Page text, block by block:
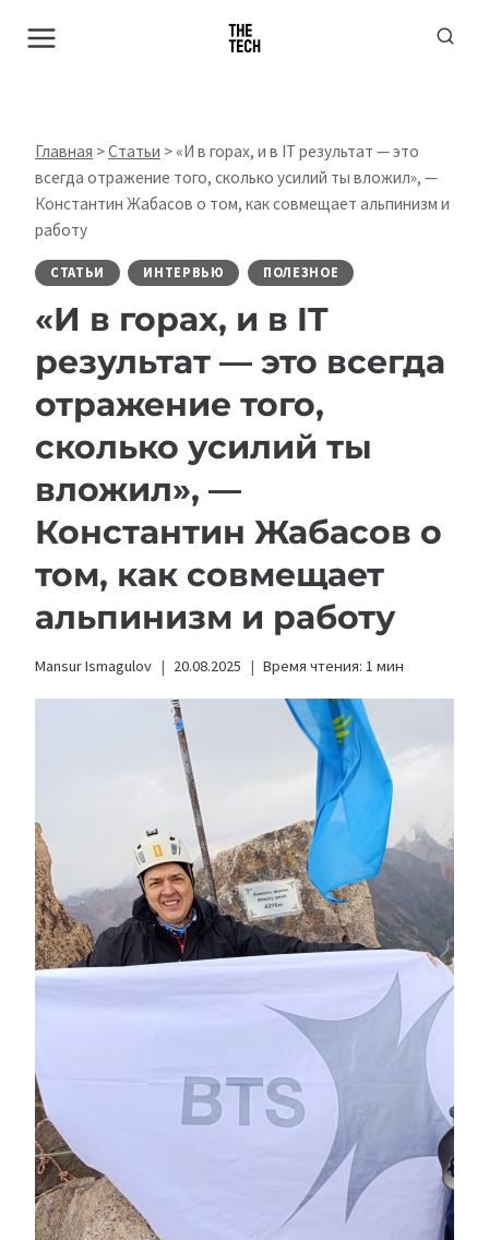
Главная >Статьи > «И в горах, и в IT результат — это
всегда отражение того, сколько усилий ты вложил», —
Константин Жабасов о том, как совмещает альпинизм и
работу
СТАТЬИ ИНТЕРВЬЮ ПОЛЕЗНОЕ
«И в горах, и в IT
результат — это всегда
отражение того,
сколько усилий ты
вложил», —
Константин Жабасов о
том, как совмещает
альпинизм и работу
Mansur Ismagulov 20.08.2025 Время чтения: 1 мин